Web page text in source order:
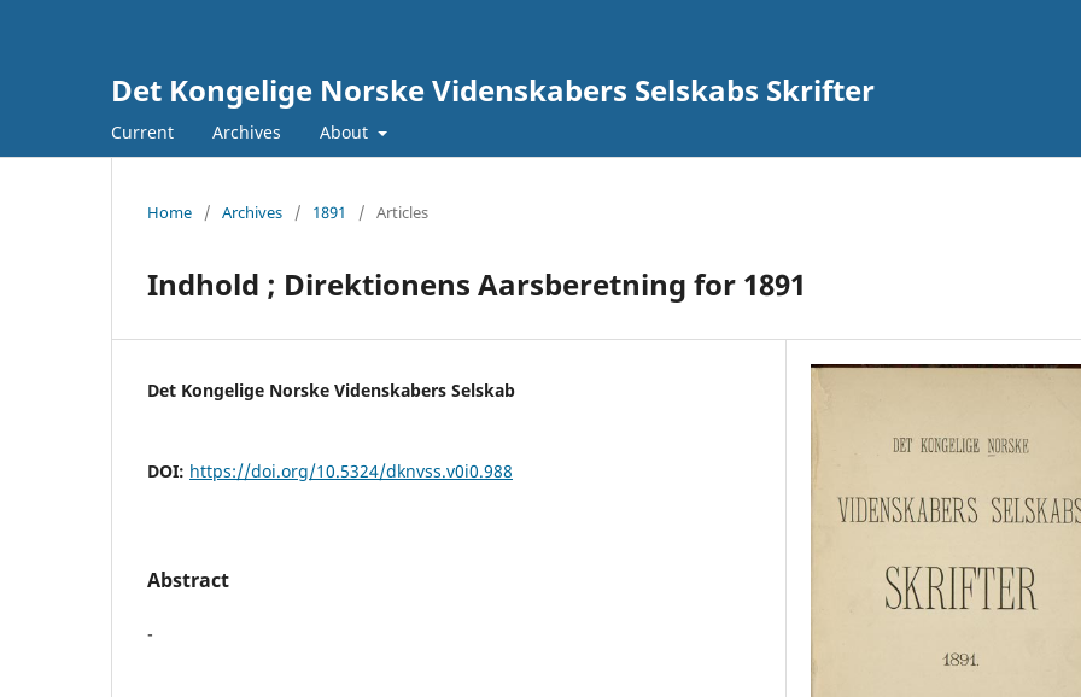
Det Kongelige Norske Videnskabers Selskabs Skrifter
Current Archives About
Home / Archives / 1891 / Articles
Indhold ; Direktionens Aarsberetning for 1891
Det Kongelige Norske Videnskabers Selskab
DOI: https://doi.org/10.5324/dknvss.v0i0.988
Abstract
-